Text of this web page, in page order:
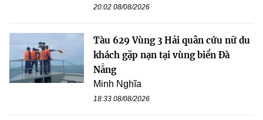
20:02 08/08/2026
Tàu 629 Vùng 3 Hải quân cứu nữ du
khách gặp nạn tại vùng biển Đà
Nẵng
Minh Nghĩa
18:33 08/08/2026